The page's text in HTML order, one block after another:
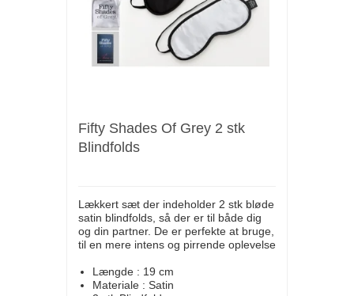
Fifty Shades Of Grey 2 stk
Blindfolds
Lækkert sæt der indeholder 2 stk bløde
satin blindfolds, så der er til både dig
og din partner. De er perfekte at bruge,
til en mere intens og pirrende oplevelse
Længde : 19 cm
Materiale : Satin